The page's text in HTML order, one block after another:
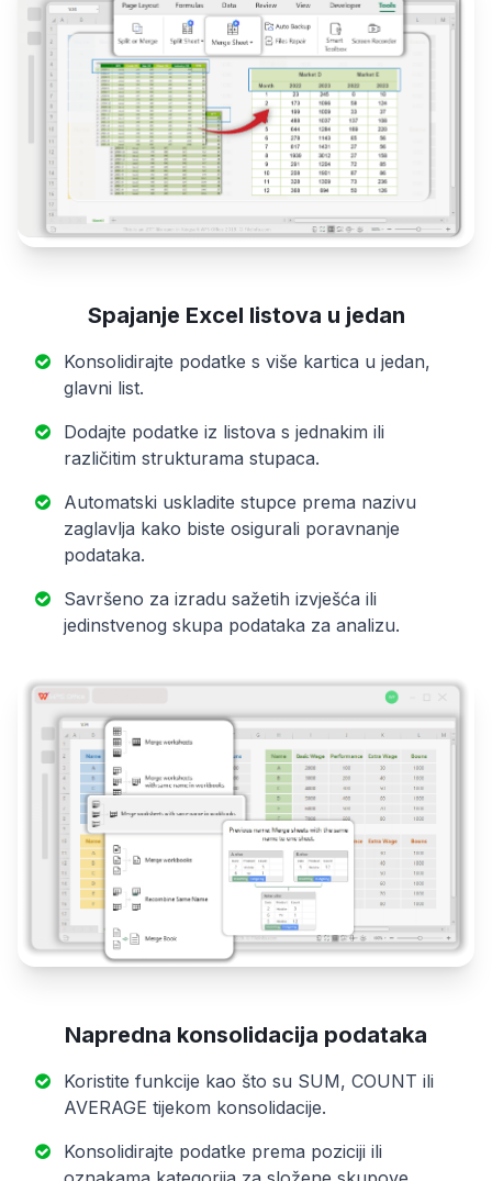
Spajanje Excel listova u jedan
Konsolidirajte podatke s više kartica u jedan,
glavni list.
Dodajte podatke iz listova s jednakim ili
različitim strukturama stupaca.
Automatski uskladite stupce prema nazivu
zaglavlja kako biste osigurali poravnanje
podataka.
Savršeno za izradu sažetih izvješća ili
jedinstvenog skupa podataka za analizu.
Napredna konsolidacija podataka
Koristite funkcije kao što su SUM, COUNT ili
AVERAGE tijekom konsolidacije.
Konsolidirajte podatke prema poziciji ili